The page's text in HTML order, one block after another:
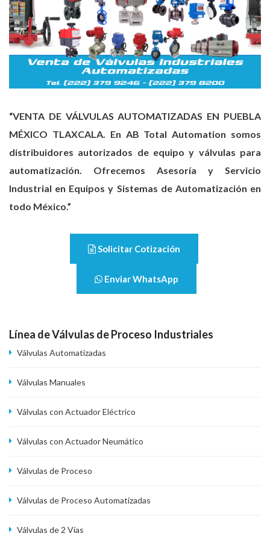
“VENTA DE VÁLVULAS AUTOMATIZADAS EN PUEBLA
MÉXICO TLAXCALA. En AB Total Automation somos
distribuidores autorizados de equipo y válvulas para
automatización. Ofrecemos Asesoría y Servicio
Industrial en Equipos y Sistemas de Automatización en
todo México.”
Solicitar Cotización
Enviar WhatsApp
Línea de Válvulas de Proceso Industriales
Válvulas Automatizadas
Válvulas Manuales
Válvulas con Actuador Eléctrico
Válvulas con Actuador Neumático
Válvulas de Proceso
Válvulas de Proceso Automatizadas
Válvulas de 2 Vías